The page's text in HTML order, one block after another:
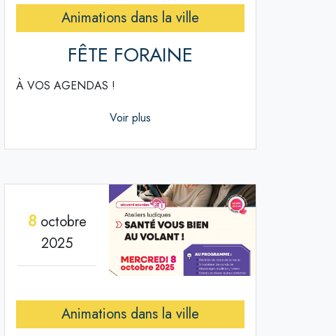
Animations dans la ville
FÊTE FORAINE
À VOS AGENDAS !
Voir plus
8octobre
2025
Animations dans la ville